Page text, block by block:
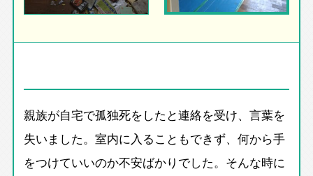
親族が自宅で孤独死をしたと連絡を受け、言葉を
失いました。室内に入ることもできず、何から手
をつけていいのか不安ばかりでした。そんな時に